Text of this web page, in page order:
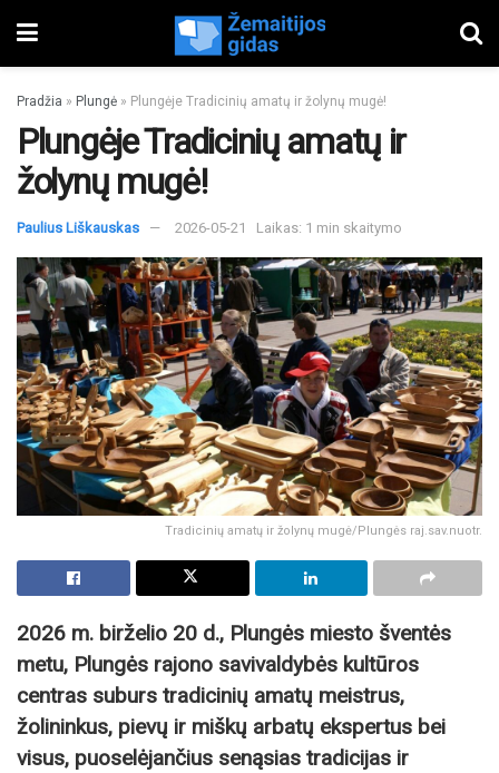
Pradžia » Plungė » Plungėje Tradicinių amatų ir žolynų mugė!
Plungėje Tradicinių amatų ir
žolynų mugė!
Paulius Liškauskas 2026-05-21 Laikas: 1 min skaitymo
Tradicinių amatų ir žolynų mugė/Plungės raj.sav.nuotr.
2026 m. birželio 20 d., Plungės miesto šventės
metu, Plungės rajono savivaldybės kultūros
centras suburs tradicinių amatų meistrus,
žolininkus, pievų ir miškų arbatų ekspertus bei
visus, puoselėjančius senąsias tradicijas ir